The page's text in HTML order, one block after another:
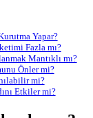
Yapar?
Fazla mı?
Mantıklı mı?
Önler mi?
mi?
Etkiler mi?